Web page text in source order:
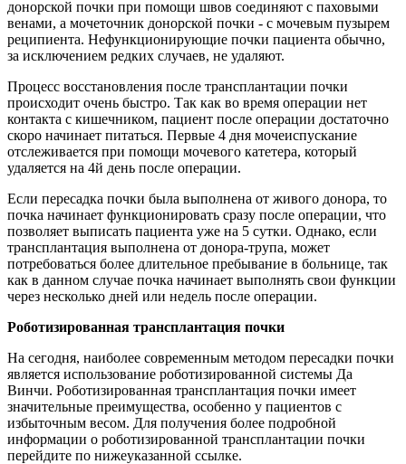
донорской почки при помощи швов соединяют с паховыми
венами, а мочеточник донорской почки - с мочевым пузырем
реципиента. Нефункционирующие почки пациента обычно,
за исключением редких случаев, не удаляют.
Процесс восстановления после трансплантации почки
происходит очень быстро. Так как во время операции нет
контакта с кишечником, пациент после операции достаточно
скоро начинает питаться. Первые 4 дня мочеиспускание
отслеживается при помощи мочевого катетера, который
удаляется на 4й день после операции.
Если пересадка почки была выполнена от живого донора, то
почка начинает функционировать сразу после операции, что
позволяет выписать пациента уже на 5 сутки. Однако, если
трансплантация выполнена от донора-трупа, может
потребоваться более длительное пребывание в больнице, так
как в данном случае почка начинает выполнять свои функции
через несколько дней или недель после операции.
Роботизированная трансплантация почки
На сегодня, наиболее современным методом пересадки почки
является использование роботизированной системы Да
Винчи. Роботизированная трансплантация почки имеет
значительные преимущества, особенно у пациентов с
избыточным весом. Для получения более подробной
информации о роботизированной трансплантации почки
перейдите по нижеуказанной ссылке.